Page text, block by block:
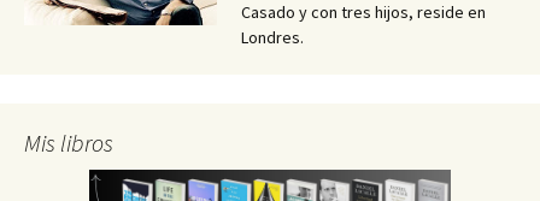
Casado y con tres hijos, reside en
Londres.
Mis libros